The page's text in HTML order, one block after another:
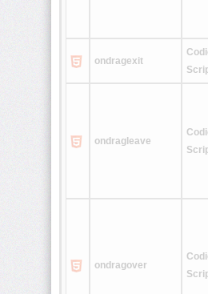
ondragexit
ondragleave
ondragover